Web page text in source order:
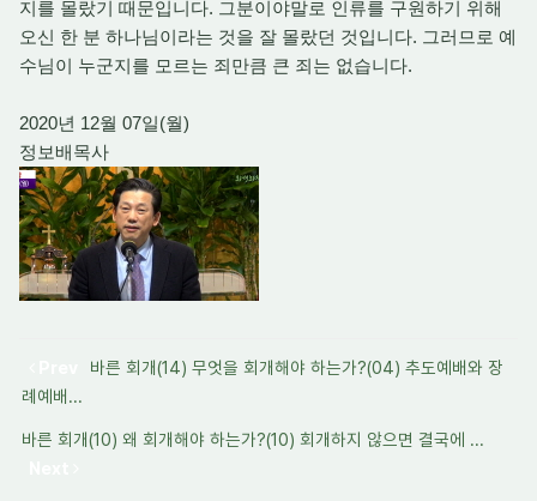
지를 몰랐기 때문입니다. 그분이야말로 인류를 구원하기 위해
오신 한 분 하나님이라는 것을 잘 몰랐던 것입니다. 그러므로 예
수님이 누군지를 모르는 죄만큼 큰 죄는 없습니다.
2020년 12월 07일(월)
정보배목사
바른 회개(14) 무엇을 회개해야 하는가?(04) 추도예배와 장
례예배...
바른 회개(10) 왜 회개해야 하는가?(10) 회개하지 않으면 결국에 ...